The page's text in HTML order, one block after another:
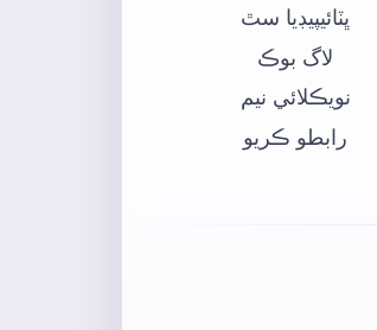
ڀٽائيپيڊيا سٿ
لاگ بوڪ
نويڪلائي نيم
رابطو ڪريو